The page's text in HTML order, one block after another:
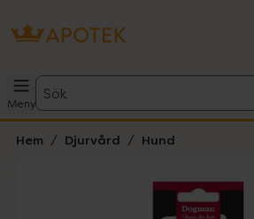
Meny
Sök
Hem Djurvård Hund
Lista: . Innehåller 3 objekt.